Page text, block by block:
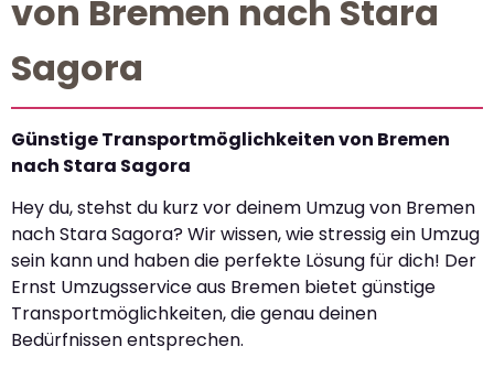
von Bremen nach Stara
Sagora
Günstige Transportmöglichkeiten von Bremen
nach Stara Sagora
Hey du, stehst du kurz vor deinem Umzug von Bremen
nach Stara Sagora? Wir wissen, wie stressig ein Umzug
sein kann und haben die perfekte Lösung für dich! Der
Ernst Umzugsservice aus Bremen bietet günstige
Transportmöglichkeiten, die genau deinen
Bedürfnissen entsprechen.